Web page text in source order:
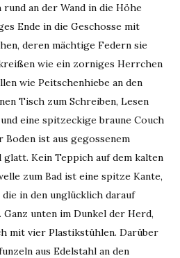
an der Wand in die Höhe
Ende in die Geschosse mit
deren mächtige Federn sie
wie ein zorniges Herrchen
wie Peitschenhiebe an den
Tisch zum Schreiben, Lesen
eine spitzeckige braune Couch
ist aus gegossenem
Kein Teppich auf dem kalten
zum Bad ist eine spitze Kante,
in den unglücklich darauf
unten im Dunkel der Herd,
mit vier Plastikstühlen. Darüber
aus Edelstahl an den